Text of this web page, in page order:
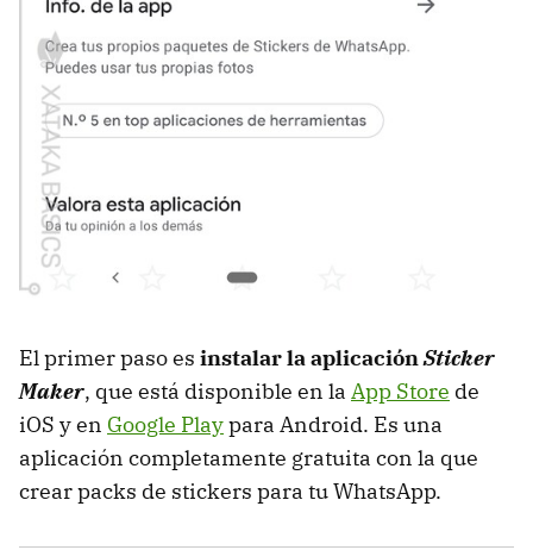
El primer paso es instalar la aplicaciónSticker
Maker, que está disponible en la App Store de
iOS y en Google Playpara Android. Es una
aplicación completamente gratuita con la que
crear packs de stickers para tu WhatsApp.